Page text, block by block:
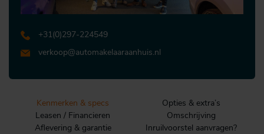
+31 (0)297-224549
verkoop@automakelaaraanhuis.nl
Kenmerken & specs
Opties & extra’s
Leasen / Financieren
Omschrijving
Aflevering & garantie
Inruilvoorstel aanvragen?